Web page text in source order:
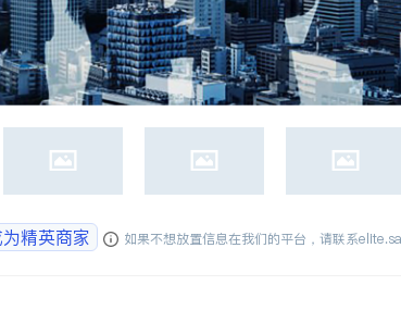
精英商家 如果不想放置信息在我们的平台，请联系